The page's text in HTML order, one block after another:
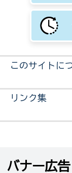
このサイトに
リンク集
バナー広告